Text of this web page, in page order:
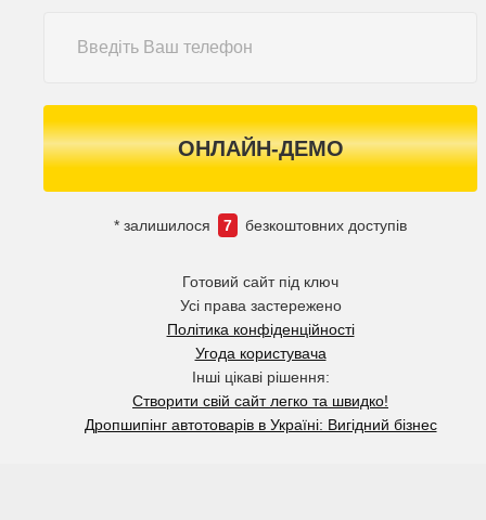
ОНЛАЙН-ДЕМО
* залишилося 7 безкоштовних доступів
Готовий сайт під ключ
Усі права застережено
Політика конфіденційності
Угода користувача
Інші цікаві рішення:
Створити свій сайт легко та швидко!
Дропшипінг автотоварів в Україні: Вигідний бізнес